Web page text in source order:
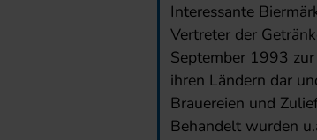
Interessante
Vertreter der
September 1993
ihren Ländern dar
Brauereien und
Behandelt wurden